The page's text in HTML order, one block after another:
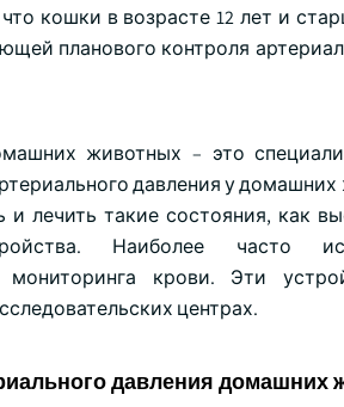
кошки в возрасте 12 лет и
планового контроля
животных – это
давления у
лечить такие состояния, как
Наиболее часто
крови. Эти
центрах.
давления домашних